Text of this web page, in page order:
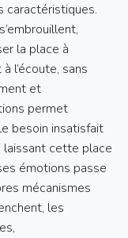
caractéristiques.
la place à
l’écoute, sans
et
permet
besoin insatisfait
laissant cette place
émotions passe
mécanismes
les